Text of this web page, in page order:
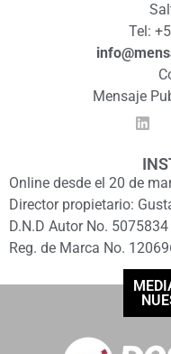
Tel:
Mensaje
Online desde el 20 de
Director propietario:
D.N.D Autor No. 5075834
Reg. de Marca No.